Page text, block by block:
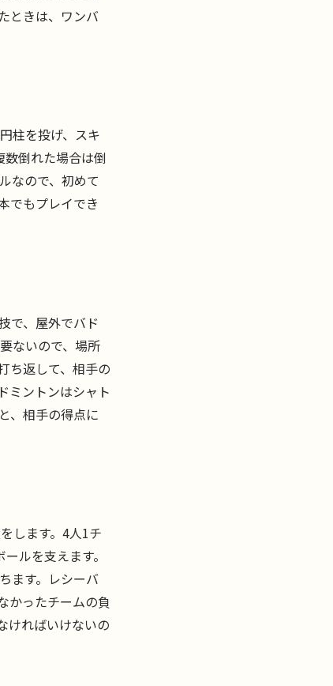
ときは、ワンバ
柱を投げ、スキ
倒れた場合は倒
なので、初めて
でもプレイでき
で、屋外でバド
ないので、場所
ち返して、相手の
ミントンはシャト
、相手の得点に
します。4人1チ
ルを支えます。
ます。レシーバ
かったチームの負
ければいけないの